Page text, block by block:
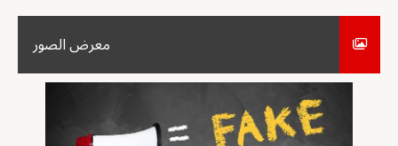
معرض الصور